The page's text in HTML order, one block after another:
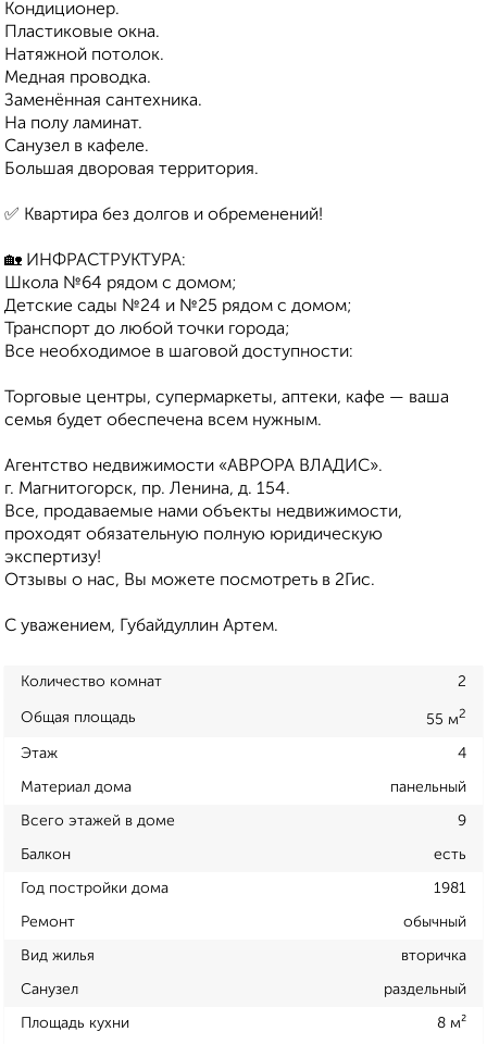
Кондиционер.
Пластиковые окна.
Натяжной потолок.
Медная проводка.
Заменённая сантехника.
На полу ламинат.
Санузел в кафеле.
Большая дворовая территория.
✅ Квартира без долгов и обременений!
🏡 ИНФРАСТРУКТУРА:
Школа №64 pядом с дoмом;
Детcкиe сады №24 и №25 pядом с дoмом;
Транспорт до любой точки города;
Все необходимое в шаговой доступности:
Торговые центры, супермаркеты, аптеки, кафе — ваша
семья будет обеспечена всем нужным.
Агентство недвижимости «АВРОРА ВЛАДИС».
г. Магнитогорск, пр. Ленина, д. 154.
Все, продаваемые нами объекты недвижимости,
проходят обязательную полную юридическую
экспертизу!
Отзывы о нас, Вы можете посмотреть в 2Гис.
С уважением, Губайдуллин Артем.
Количество комнат 2
Общая площадь 55 м2
Этаж 4
Материал дома панельный
Всего этажей в доме 9
Балкон есть
Год постройки дома 1981
Ремонт обычный
Вид жилья вторичка
Санузел раздельный
Площадь кухни 8 м²